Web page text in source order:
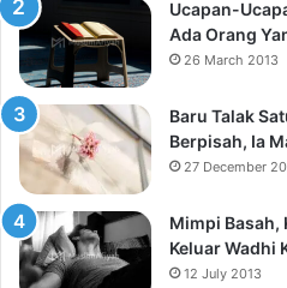
Ucapan-
Ada Orang
26 March 2013
Baru Talak
Berpisah, Ia
27 December
Mimpi Basah,
Keluar Wadhi
12 July 2013